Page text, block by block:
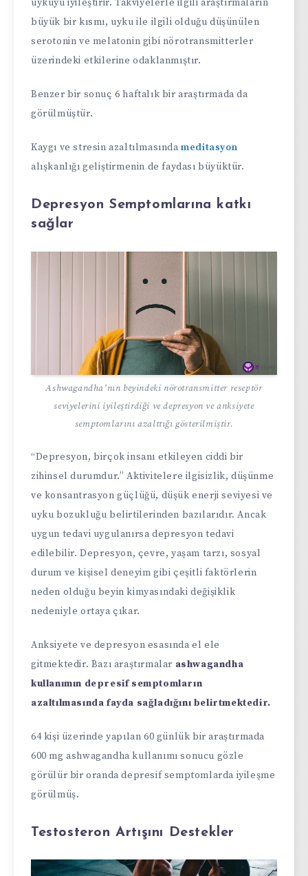
uykuyu iyileştirir. Takviyelerle ilgili araştırmaların
büyük bir kısmı, uyku ile ilgili olduğu düşünülen
serotonin ve melatonin gibi nörotransmitterler
üzerindeki etkilerine odaklanmıştır.
Benzer bir sonuç 6 haftalık bir araştırmada da
görülmüştür.
Kaygı ve stresin azaltılmasındameditasyon
alışkanlığı geliştirmenin de faydası büyüktür.
Depresyon Semptomlarına katkı
sağlar
Ashwagandha’nın beyindeki nörotransmitter reseptör
seviyelerini iyileştirdiği ve depresyon ve anksiyete
semptomlarını azalttığı gösterilmiştir.
“Depresyon, birçok insanı etkileyen ciddi bir
zihinsel durumdur.” Aktivitelere ilgisizlik, düşünme
ve konsantrasyon güçlüğü, düşük enerji seviyesi ve
uyku bozukluğu belirtilerinden bazılarıdır. Ancak
uygun tedavi uygulanırsa depresyon tedavi
edilebilir. Depresyon, çevre, yaşam tarzı, sosyal
durum ve kişisel deneyim gibi çeşitli faktörlerin
neden olduğu beyin kimyasındaki değişiklik
nedeniyle ortaya çıkar.
Anksiyete ve depresyon esasında el ele
gitmektedir. Bazı araştırmalar ashwagandha
kullanımın depresif semptomların
azaltılmasında fayda sağladığını belirtmektedir.
64 kişi üzerinde yapılan 60 günlük bir araştırmada
600 mg ashwagandha kullanımı sonucu gözle
görülür bir oranda depresif semptomlarda iyileşme
görülmüş.
Testosteron Artışını Destekler